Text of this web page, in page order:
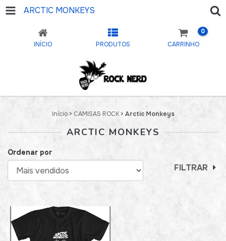
ARCTIC MONKEYS
INÍCIO PRODUTOS CARRINHO
0
Início > CAMISAS ROCK > Arctic Monkeys
ARCTIC MONKEYS
Ordenar por
FILTRAR